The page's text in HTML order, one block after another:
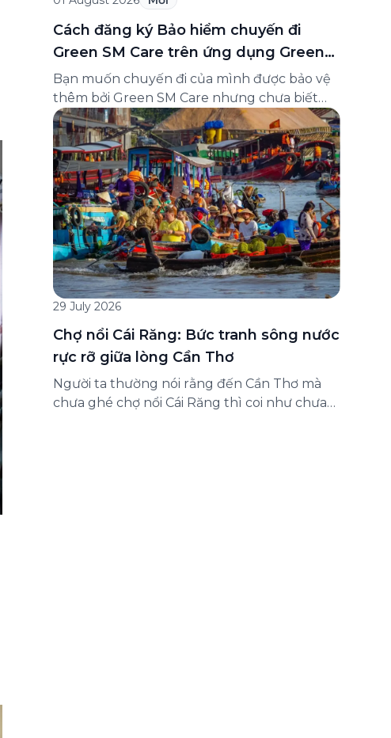
Cách đăng ký Bảo hiểm chuyến đi
Green SM Care trên ứng dụng Green
SM
Bạn muốn chuyến đi của mình được bảo vệ
thêm bởi Green SM Care nhưng chưa biết
đăng ký ở đâu? Bài viết dưới đây sẽ hướng
dẫn chi tiết cách tham gia (và hủy tham gia)
gói bảo hiểm này ngay trên ứng dụng Green
SM, cùng những lưu ý quan trọng trước khi
[…]
29 July 2026
Chợ nổi Cái Răng: Bức tranh sông nước
rực rỡ giữa lòng Cần Thơ
Người ta thường nói rằng đến Cần Thơ mà
chưa ghé chợ nổi Cái Răng thì coi như chưa